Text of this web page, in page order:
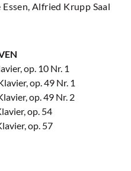
Alfried Krupp Saal
op. 10 Nr. 1
op. 49 Nr. 1
op. 49 Nr. 2
op. 54
op. 57